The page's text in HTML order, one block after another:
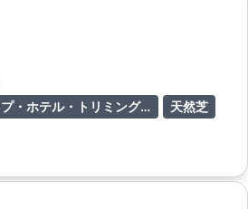
ペット総合施設（ショップ・ホテル・トリミング併設） 天然芝